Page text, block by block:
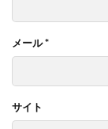
メール*
サイト